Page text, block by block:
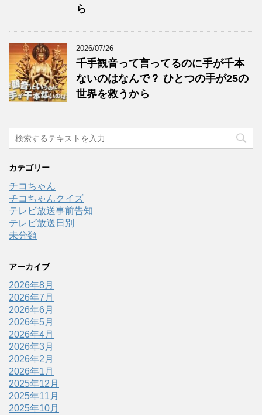
ら
2026/07/26
千手観音って言ってるのに手が千本
ないのはなんで？ ひとつの手が25の
世界を救うから
カテゴリー
チコちゃん
チコちゃんクイズ
テレビ放送事前告知
テレビ放送日別
未分類
アーカイブ
2026年8月
2026年7月
2026年6月
2026年5月
2026年4月
2026年3月
2026年2月
2026年1月
2025年12月
2025年11月
2025年10月